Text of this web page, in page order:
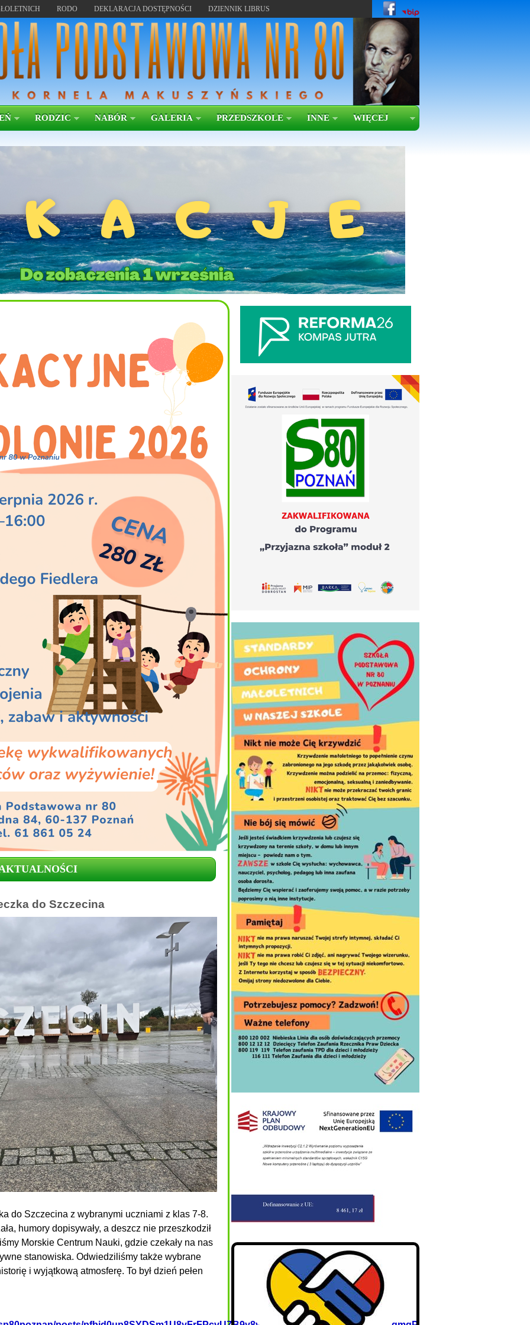
RODO DEKLARACJA DOSTĘPNOŚCI DZIENNIK LIBRUS
RODZIC NABÓR GALERIA PRZEDSZKOLE INNE WIĘCEJ
do Szczecina
do Szczecina z wybranymi uczniami z klas 7-8.
humory dopisywały, a deszcz nie przeszkodził
Morskie Centrum Nauki, gdzie czekały na nas
stanowiska. Odwiedziliśmy także wybrane
i wyjątkową atmosferę. To był dzień pełen